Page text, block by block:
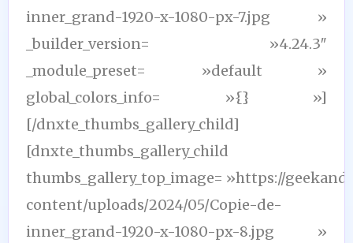
inner_grand-1920-x-1080-px-7.jpg »
_builder_version= »4.24.3″
_module_preset= »default »
global_colors_info= »{} »]
[/dnxte_thumbs_gallery_child]
[dnxte_thumbs_gallery_child
thumbs_gallery_top_image= »https://
content/uploads/2024/05/Copie-de-
inner_grand-1920-x-1080-px-8.jpg »